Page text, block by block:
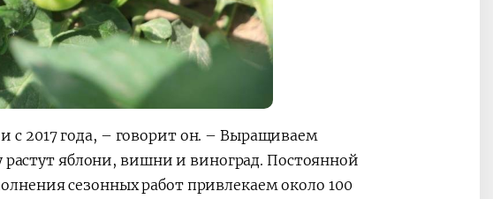
с 2017 года, – говорит он. – Выращиваем
растут яблони, вишни и виноград. Постоянной
сезонных работ привлекаем около 100